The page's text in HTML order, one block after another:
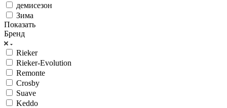
демисезон
Зима
Показать
Бренд
Rieker
Rieker-Evolution
Remonte
Crosby
Suave
Keddo